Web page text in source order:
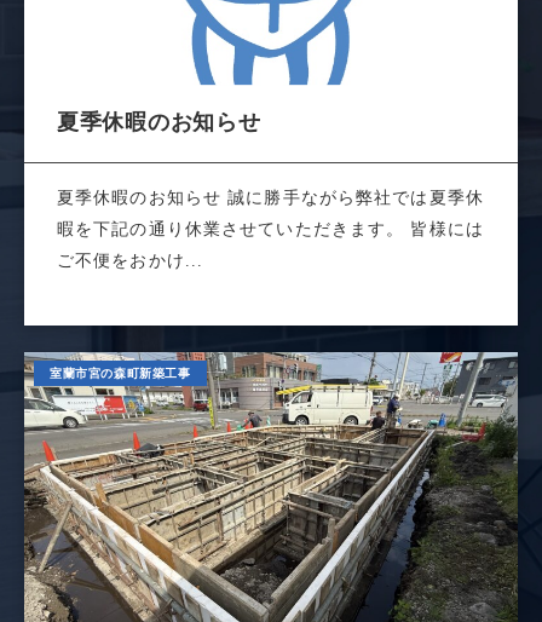
夏季休暇のお知らせ
夏季休暇のお知らせ 誠に勝手ながら弊社では夏季休
暇を下記の通り休業させていただきます。 皆様には
ご不便をおかけ...
室蘭市宮の森町新築工事